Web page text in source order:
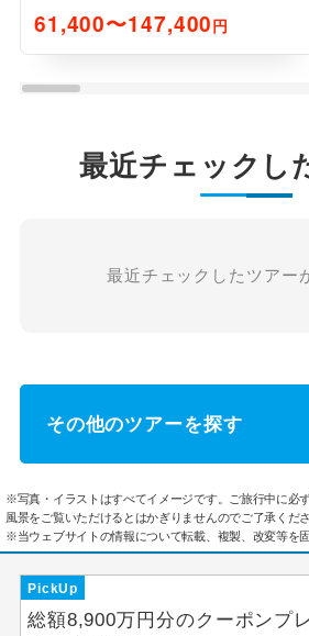
61,400〜147,400円
最近チェックし
最近チェックしたツアー
その他のツアーを探す
※写真・イラストはすべてイメージです。ご旅行中に必
風景をご覧いただけるとはかぎりませんのでご了承くださ
※当ウェブサイトの情報について転載、複製、改変等を固
PickUp
総額8,900万円分のクーポンプ